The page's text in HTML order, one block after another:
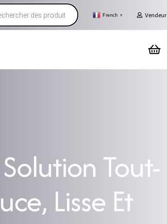
French ▼ Vendeur
Tout-
Lisse Et